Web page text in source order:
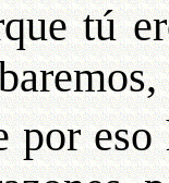
tú
por